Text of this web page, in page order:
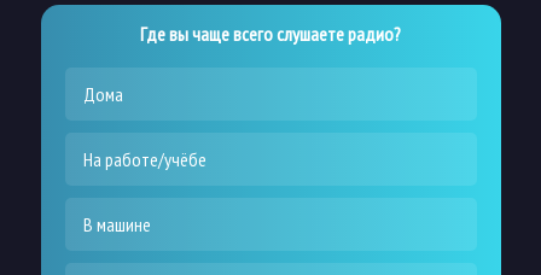
Где вы чаще всего слушаете радио?
Дома
На работе/учёбе
В машине